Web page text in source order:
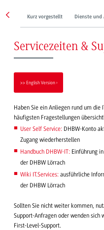
Kurz vorgestellt Dienste und
Servicezeiten &
>> English Version
Haben Sie ein Anliegen rund um
häufigsten Fragestellungen
User Self Service:DHBW-Konto
Zugang wiederherstellen
Handbuch DHBW-IT:Einführung
der DHBW Lörrach
Wiki IT.Services:ausführliche
der DHBW Lörrach
Sollten Sie nicht weiter kommen,
Support-Anfragen oder wenden sich
First-Level-Support.